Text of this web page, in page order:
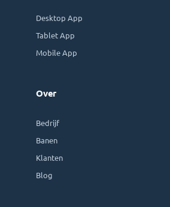
Desktop App
Tablet App
Mobile App
Over
Bedrijf
Banen
Klanten
Blog